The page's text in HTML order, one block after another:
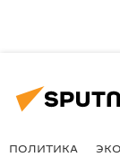
ПОЛИТИКА